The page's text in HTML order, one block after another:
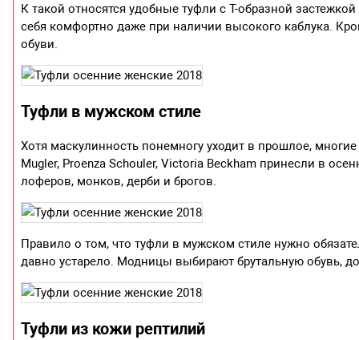
К такой относятся удобные туфли с Т-образной
себя комфортно даже при наличии высокого каблука.
обуви.
Туфли в мужском стиле
Хотя маскулинность понемногу уходит в прошлое,
Mugler, Proenza Schouler, Victoria Beckham принесли в
лоферов, монков, дерби и брогов.
Правило о том, что туфли в мужском стиле нужно
давно устарело. Модницы выбирают брутальную обувь,
Туфли из кожи рептилий